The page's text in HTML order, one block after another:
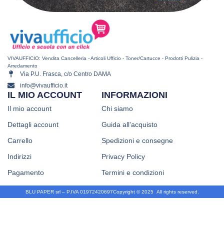
VIVAUFFICIO: Vendita Cancelleria - Articoli Ufficio - Toner/Cartucce - Prodotti Pulizia -
Arredamento
Via P.U. Frasca, c/o Centro DAMA
info@vivaufficio.it
INFORMAZIONI
Chi siamo
Guida all’acquisto
Spedizioni e consegne
Privacy Policy
Termini e condizioni
IL MIO ACCOUNT
Il mio account
Dettagli account
Carrello
Indirizzi
Pagamento
Copyright © 2025. All rights reserved.
BLU PAPER srl – P.IVA 01972420697